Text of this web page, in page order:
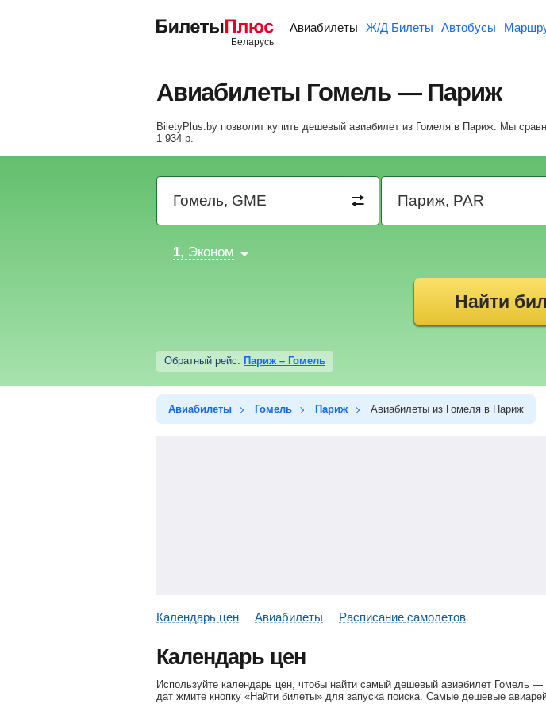
Авиабилеты Ж/Д Билеты Автобусы
Авиабилеты Гомель — Париж
BiletyPlus.by позволит купить дешевый авиабилет из Гомеля в Париж. Мы
1 934 р.
1, Эконом
Найти
Обратный рейс: Париж – Гомель
Авиабилеты Гомель Париж Авиабилеты из Гомеля в Париж
Календарь цен Авиабилеты Расписание самолетов
Календарь цен
Используйте календарь цен, чтобы найти самый дешевый авиабилет Гомель
дат жмите кнопку «Найти билеты» для запуска поиска. Самые дешевые